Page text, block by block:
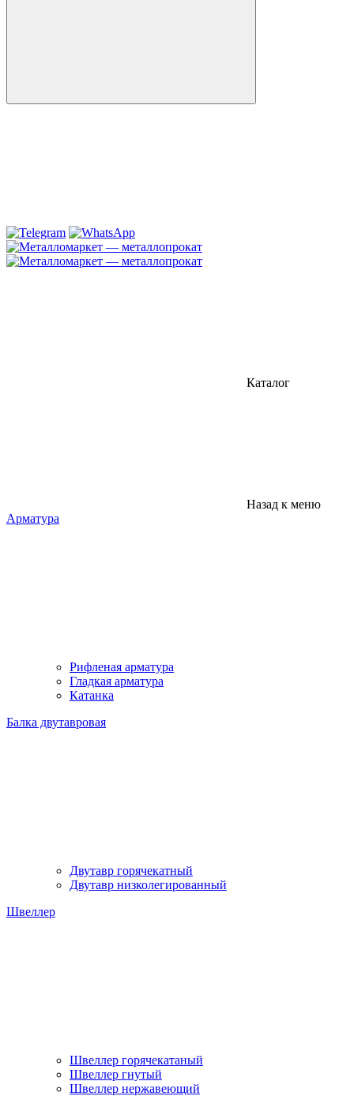
Каталог
Назад к меню
Арматура
Рифленая арматура
Гладкая арматура
Катанка
Балка двутавровая
Двутавр горячекатный
Двутавр низколегированный
Швеллер
Швеллер горячекатаный
Швеллер гнутый
Швеллер нержавеющий